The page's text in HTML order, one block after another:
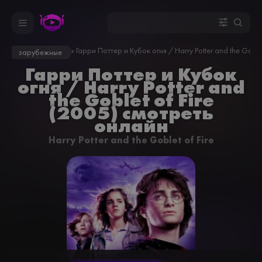
зарубежные » Гарри Поттер и Кубок огня / Harry Potter and the
Гарри Поттер и Кубок
огня / Harry Potter and
the Goblet of Fire
(2005) смотреть
онлайн
Harry Potter and the Goblet of Fire